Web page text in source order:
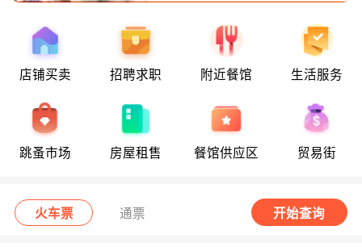
店铺买卖 招聘求职 附近餐馆 生活服务
跳蚤市场 房屋租售 餐馆供应区 贸易街
火车票 通票 开始查询